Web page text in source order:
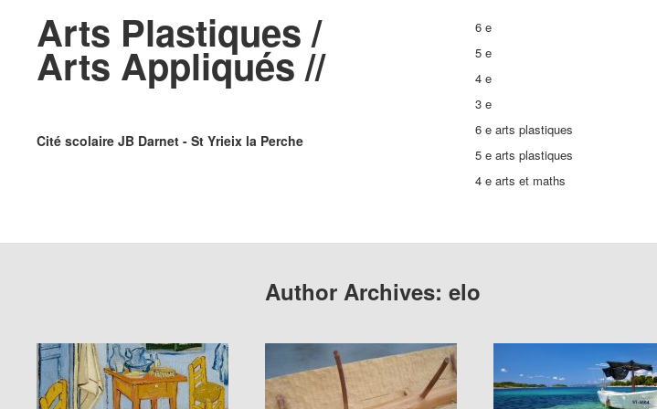
Arts Plastiques /
Arts Appliqués //
Cité scolaire JB Darnet - St Yrieix la Perche
6 e
5 e
4 e
3 e
6 e arts plastiques
5 e arts plastiques
4 e arts et maths
Author Archives: elo